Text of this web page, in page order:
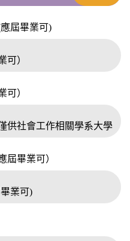
屆畢業可)
可）
可）
供社會工作相關學系大學
生應徵）
屆畢業可）
業可)